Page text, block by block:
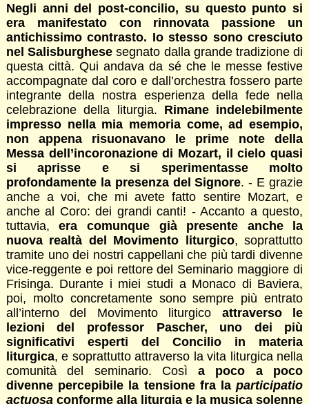
Negli anni del post-concilio, su questo punto si
era manifestato con rinnovata passione un
antichissimo contrasto. Io stesso sono cresciuto
nel Salisburghese segnato dalla grande tradizione di
questa città. Qui andava da sé che le messe festive
accompagnate dal coro e dall’orchestra fossero parte
integrante della nostra esperienza della fede nella
celebrazione della liturgia. Rimane indelebilmente
impresso nella mia memoria come, ad esempio,
non appena risuonavano le prime note della
Messa dell’incoronazione di Mozart, il cielo quasi
si aprisse e si sperimentasse molto
profondamente la presenza del Signore. - E grazie
anche a voi, che mi avete fatto sentire Mozart, e
anche al Coro: dei grandi canti! - Accanto a questo,
tuttavia,era comunque già presente anche la
nuova realtà del Movimento liturgico, soprattutto
tramite uno dei nostri cappellani che più tardi divenne
vice-reggente e poi rettore del Seminario maggiore di
Frisinga. Durante i miei studi a Monaco di Baviera,
poi, molto concretamente sono sempre più entrato
all’interno del Movimento liturgico attraverso le
lezioni del professor Pascher, uno dei più
significativi esperti del Concilio in materia
liturgica, e soprattutto attraverso la vita liturgica nella
comunità del seminario. Cosìa poco a poco
divenne percepibile la tensione fra laparticipatio
actuosaconforme alla liturgia e la musica solenne